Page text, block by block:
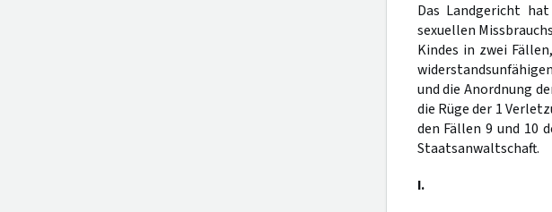
Das Landgericht
sexuellen
Kindes in zwei
und die Anordnung
die Rüge der 1
den Fällen 9 und 10
Staatsanwaltschaft.
I.